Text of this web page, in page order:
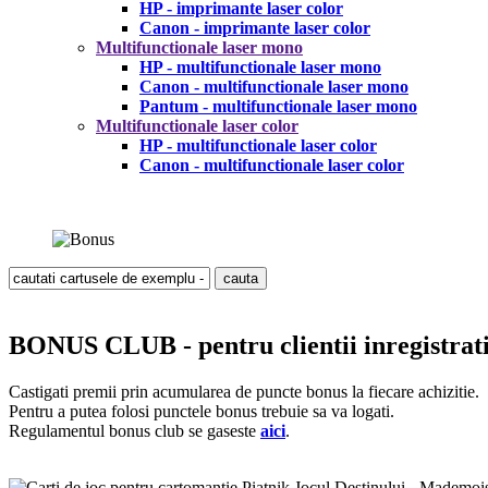
HP - imprimante laser color
Canon - imprimante laser color
Multifunctionale laser mono
HP - multifunctionale laser mono
Canon - multifunctionale laser mono
Pantum - multifunctionale laser mono
Multifunctionale laser color
HP - multifunctionale laser color
Canon - multifunctionale laser color
BONUS CLUB - pentru clientii
Castigati premii prin acumularea de puncte bonus la fiecare achizitie.
Pentru a putea folosi punctele bonus trebuie sa va logati.
Regulamentul bonus club se gaseste aici.